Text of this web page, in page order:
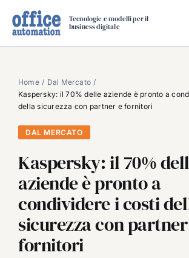
Tecnologie e modelli per il
business digitale
SPECIAL PAPER
TAVOLE ROTONDE DI REDAZIONE
DAL MERCATO
VIDEO
EVENTI
CHI SIAMO
Home
Dal Mercato
Kaspersky: il 70% delle aziende è pronto a
della sicurezza con partner e fornitori
DAL MERCATO
Kaspersky: il 70%
aziende è pronto a
condividere i costi
sicurezza con
fornitori